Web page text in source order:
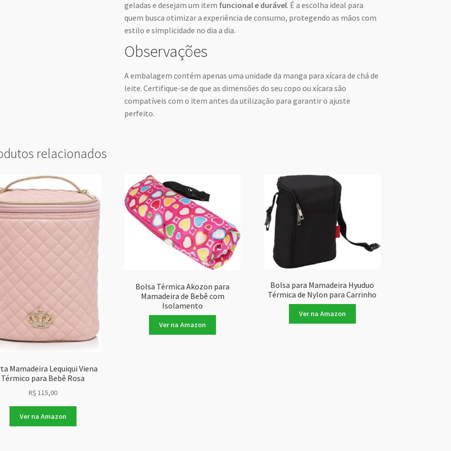
geladas e desejam um item funcional e durável. É a escolha ideal para
quem busca otimizar a experiência de consumo, protegendo as mãos com
estilo e simplicidade no dia a dia.
Observações
A embalagem contém apenas uma unidade da manga para xícara de chá de
leite. Certifique-se de que as dimensões do seu copo ou xícara são
compatíveis com o item antes da utilização para garantir o ajuste
perfeito.
relacionados
Mamadeira Lequiqui Viena
Térmico para Bebê Rosa
R$ 115,00
Ver na Amazon
Bolsa Térmica Akozon para
Mamadeira de Bebê com
Isolamento
Ver na Amazon
Bolsa para Mamadeira Hyuduo
Térmica de Nylon para Carrinho
Ver na Amazon